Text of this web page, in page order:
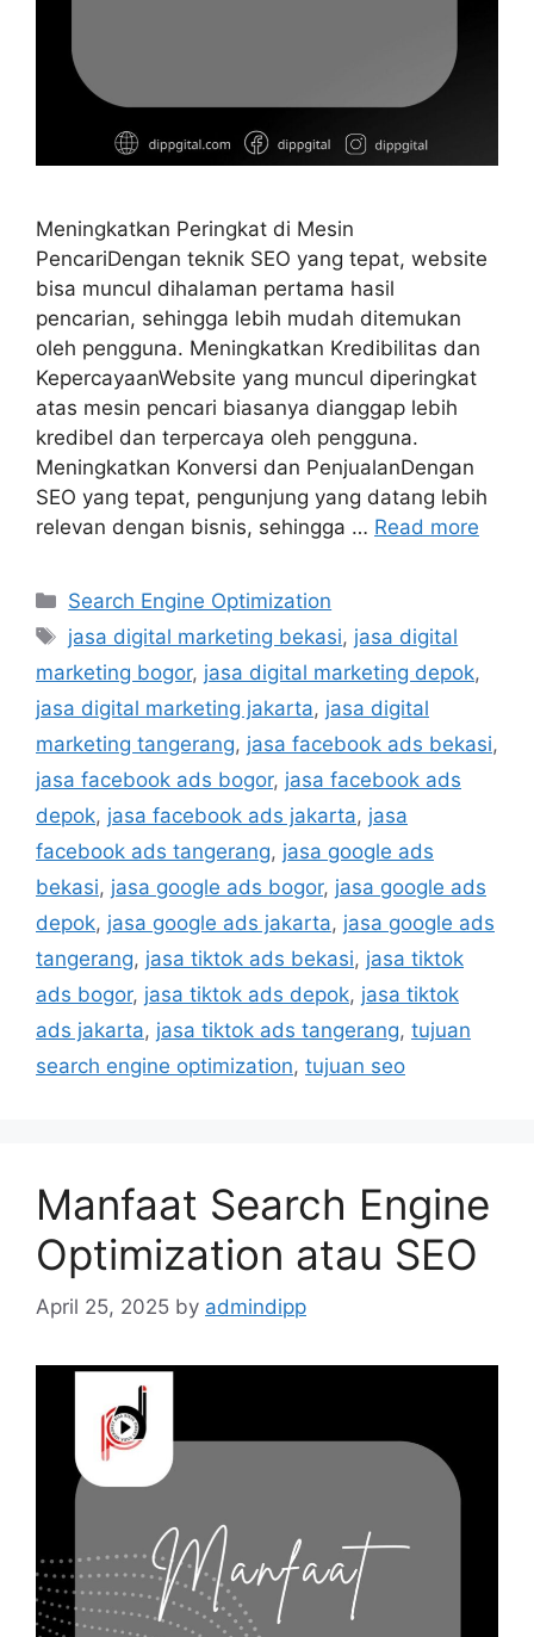
Meningkatkan Peringkat di Mesin
PencariDengan teknik SEO yang tepat, website
bisa muncul dihalaman pertama hasil
pencarian, sehingga lebih mudah ditemukan
oleh pengguna. Meningkatkan Kredibilitas dan
KepercayaanWebsite yang muncul diperingkat
atas mesin pencari biasanya dianggap lebih
kredibel dan terpercaya oleh pengguna.
Meningkatkan Konversi dan PenjualanDengan
SEO yang tepat, pengunjung yang datang lebih
relevan dengan bisnis, sehingga … Read more
Search Engine Optimization
jasa digital marketing bekasi, jasa digital
marketing bogor, jasa digital marketing depok,
jasa digital marketing jakarta, jasa digital
marketing tangerang, jasa facebook ads bekasi,
jasa facebook ads bogor, jasa facebook ads
depok, jasa facebook ads jakarta, jasa
facebook ads tangerang, jasa google ads
bekasi, jasa google ads bogor, jasa google ads
depok, jasa google ads jakarta, jasa google ads
tangerang, jasa tiktok ads bekasi, jasa tiktok
ads bogor, jasa tiktok ads depok, jasa tiktok
ads jakarta, jasa tiktok ads tangerang, tujuan
search engine optimization, tujuan seo
Manfaat Search Engine
Optimization atau SEO
April 25, 2025 by admindipp